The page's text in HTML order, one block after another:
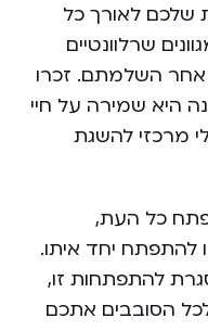
שלכם לאורך כל
שרלוונטיים
אחר השלמתם. זכרו
היא שמירה על חיי
מרכזי להשגת
כל העת,
להתפתח יחד איתו.
להתפתחות זו,
הסובבים אתכם